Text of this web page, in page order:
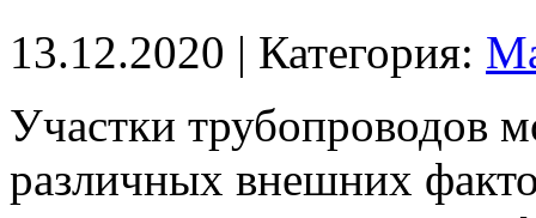
13.12.2020 | Категория:
Участки трубопроводов
различных внешних